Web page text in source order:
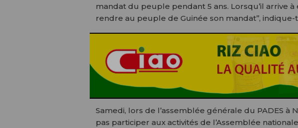
mandat du peuple pendant 5 ans. Lorsqu’il arrive à
rendre au peuple de Guinée son mandat’’,
Samedi, lors de l’assemblée générale du PADES à
pas participer aux activités de l’Assemblée